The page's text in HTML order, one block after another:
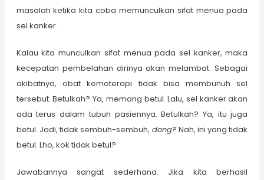
masalah ketika kita coba memunculkan sifat menua pada
sel kanker.
Kalau kita munculkan sifat menua pada sel kanker, maka
kecepatan pembelahan dirinya akan melambat. Sebagai
akibatnya, obat kemoterapi tidak bisa membunuh sel
tersebut. Betulkah? Ya, memang betul. Lalu, sel kanker akan
ada terus dalam tubuh pasiennya. Betulkah? Ya, itu juga
betul. Jadi, tidak sembuh-sembuh, dong? Nah, ini yang tidak
betul. Lho, kok tidak betul?
Jawabannya sangat sederhana. Jika kita berhasil